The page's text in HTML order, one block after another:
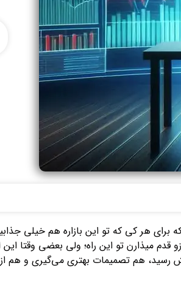
برای هر کی که تو این بازاره هم خیلی
قدم میذارن تو این راه؛ ولی بعضی وقتا
هم تصمیمات بهتری می‌گیری و هم از